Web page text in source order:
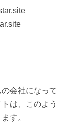
会社になって
は、このよう
す。